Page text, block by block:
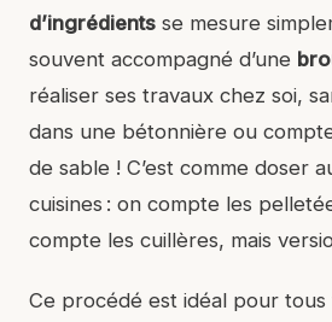
d’ingrédients se mesure
souvent accompagné d’une
réaliser ses travaux chez soi,
dans une bétonnière ou
de sable ! C’est comme doser
cuisines : on compte les
compte les cuillères, mais
Ce procédé est idéal pour